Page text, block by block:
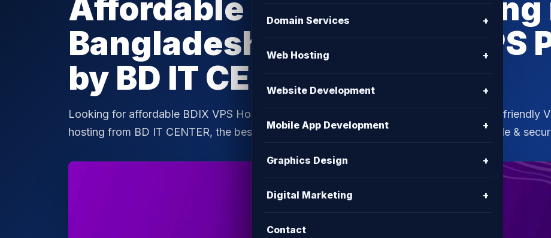
Domain Services +
Web Hosting +
Website Development +
Mobile App Development +
Graphics Design +
Digital Marketing +
Contact
Affordable BDIX VPS Hosting
Bangladesh - Best BDIX VPS
by BD IT CENTER
Looking for affordable BDIX VPS Hosting in Bangladesh? Discover top-quality, budget-friendly
hosting from BD IT CENTER, the best BDIX hosting provider in Bangladesh. Fast, reliable &